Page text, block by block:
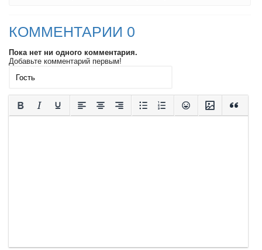
КОММЕНТАРИИ 0
Пока нет ни одного комментария.
Добавьте комментарий первым!